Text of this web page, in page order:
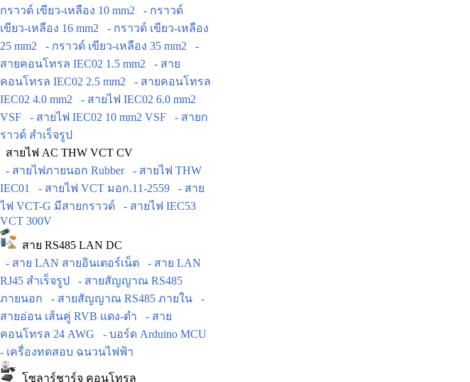
กราวด์ เขียว-เหลือง 10 mm2
- กราวด์
เขียว-เหลือง 16 mm2
- กราวด์ เขียว-เหลือง
25 mm2
- กราวด์ เขียว-เหลือง 35 mm2
-
สายคอนโทรล IEC02 1.5 mm2
- สาย
คอนโทรล IEC02 2.5 mm2
- สายคอนโทรล
IEC02 4.0 mm2
- สายไฟ IEC02 6.0 mm2
VSF
- สายไฟ IEC02 10 mm2 VSF
- สายก
ราวด์ สำเร็จรูป
สายไฟ AC THW VCT CV
- สายไฟภายนอก Rubber
- สายไฟ THW
IEC01
- สายไฟ VCT มอก.11-2559
- สาย
ไฟ VCT-G มีสายกราวด์
- สายไฟ IEC53
VCT 300V
สาย RS485 LAN DC
- สาย LAN สายอินเตอร์เน็ต
- สาย LAN
RJ45 สำเร็จรูป
- สายสัญญาณ RS485
ภายนอก
- สายสัญญาณ RS485 ภายใน
-
สายอ่อน เส้นคู่ RVB แดง-ดำ
- สาย
คอนโทรล 24 AWG
- บอร์ด Arduino MCU
- เครื่องทดสอบ ฉนวนไฟฟ้า
โซลาร์ชาร์จ คอนโทรล